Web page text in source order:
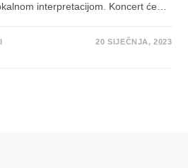
interpretacijom. Koncert će…
20 SIJEČNJA, 2023